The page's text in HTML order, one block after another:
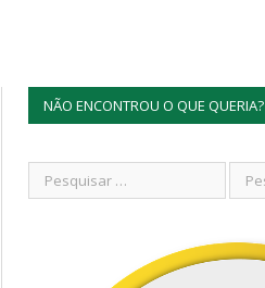
NÃO ENCONTROU O QUE QUERIA?